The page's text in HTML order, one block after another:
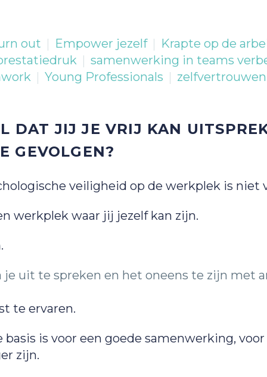
out Empower jezelf
Krapte op de
samenwerking in teams
Young Professionals zelfvertrouwen
DAT JIJ JE VRIJ KAN
GEVOLGEN?
veiligheid op de werkplek is niet
werkplek waar jij jezelf kan zijn.
uit te spreken en het oneens te zijn met
te ervaren.
is voor een goede samenwerking,
zijn.